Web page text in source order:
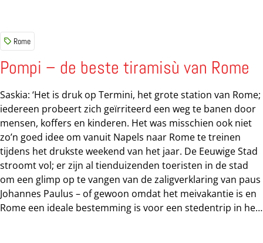
perfecte tiramisù) in glaasjes, steek er twee lange vingers in
als oren en maak met behulp van witte chocolade dragees,
koffieboontjes en vloeibare chocolade een
paashaassnoetje. Tiramisù al limoncello Met deze
limoncellotiramisù tover je meteen de zon op tafel. Nog
lekkerder als je er een ijskoud glaasje limoncello bij
serveert! Tiramisù met frambozen en pistachenootjes...
Rome
Pompi – de beste tiramisù van Rome
Saskia: ‘Het is druk op Termini, het grote station van Rome;
iedereen probeert zich geïrriteerd een weg te banen door
mensen, koffers en kinderen. Het was misschien ook niet
zo’n goed idee om vanuit Napels naar Rome te treinen
tijdens het drukste weekend van het jaar. De Eeuwige Stad
stroomt vol; er zijn al tienduizenden toeristen in de stad
om een glimp op te vangen van de zaligverklaring van paus
Johannes Paulus – of gewoon omdat het meivakantie is en
Rome een ideale bestemming is voor een stedentrip in het